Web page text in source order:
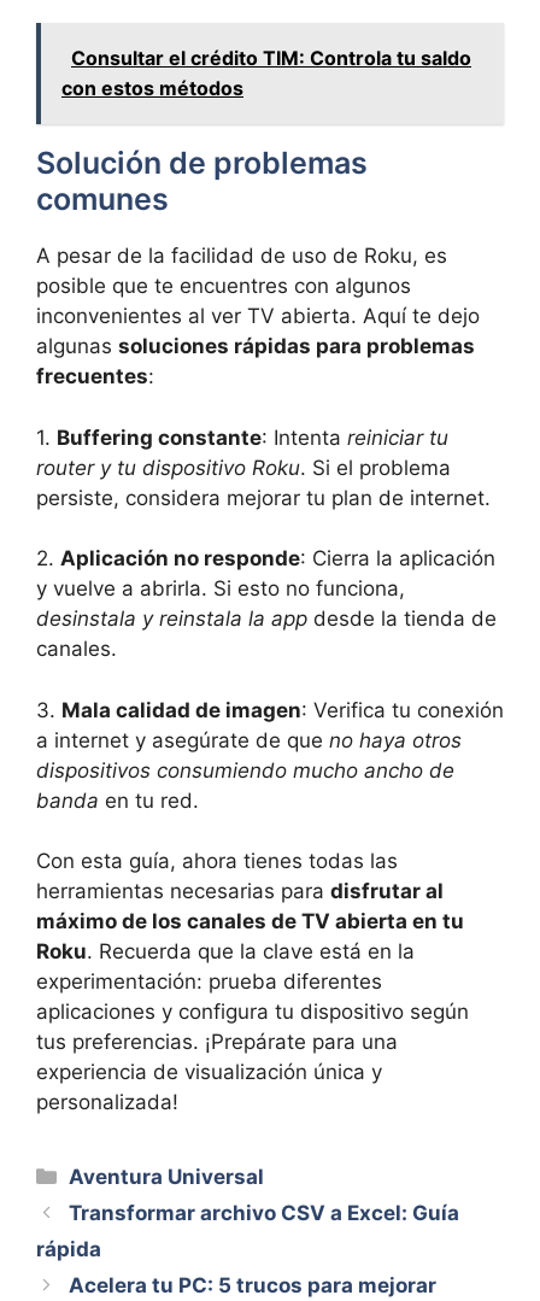
Consultar el crédito TIM: Controla tu saldo
con estos métodos
Solución de problemas
comunes
A pesar de la facilidad de uso de Roku, es
posible que te encuentres con algunos
inconvenientes al ver TV abierta. Aquí te dejo
algunas soluciones rápidas para problemas
frecuentes:
1. Buffering constante: Intenta reiniciar tu
router y tu dispositivo Roku. Si el problema
persiste, considera mejorar tu plan de internet.
2. Aplicación no responde: Cierra la aplicación
y vuelve a abrirla. Si esto no funciona,
desinstala y reinstala la app desde la tienda de
canales.
3. Mala calidad de imagen: Verifica tu conexión
a internet y asegúrate de que no haya otros
dispositivos consumiendo mucho ancho de
banda en tu red.
Con esta guía, ahora tienes todas las
herramientas necesarias para disfrutar al
máximo de los canales de TV abierta en tu
Roku. Recuerda que la clave está en la
experimentación: prueba diferentes
aplicaciones y configura tu dispositivo según
tus preferencias. ¡Prepárate para una
experiencia de visualización única y
personalizada!
Categorías
Aventura Universal
Transformar archivo CSV a Excel: Guía
rápida
Acelera tu PC: 5 trucos para mejorar